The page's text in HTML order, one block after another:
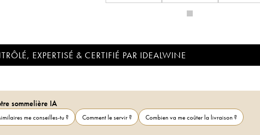
EXPERTISÉ & CERTIFIÉ PAR IDEALWINE
sommelière IA
me conseilles-tu ? Comment le servir ?
Combien va me coûter la livraison ?